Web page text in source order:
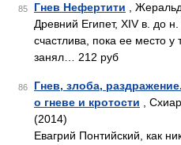
85 Гнев Нефертити ,
Древний Египет, XIV в. до
счастлива, пока ее место
занял… 212 руб
86
Гнев, злоба,
о гневе и кротости ,
(2014)
Евагрий Понтийский, как